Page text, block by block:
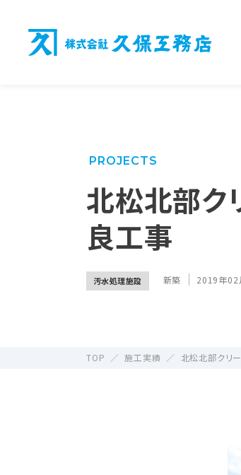
PROJECTS
北松北部ク
良工事
汚水処理施設 新築 2019年02
TOP 施工実績 北松北部クリ